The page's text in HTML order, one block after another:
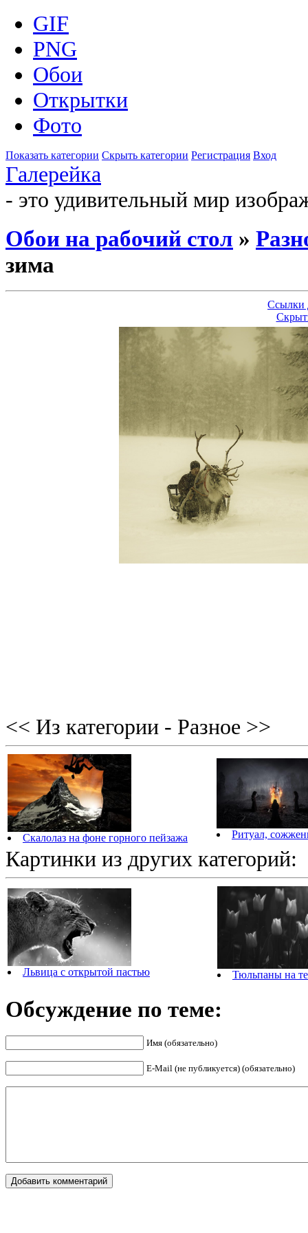
GIF
PNG
Обои
Открытки
Фото
Показать категории Скрыть категории Регистрация Вход
Галерейка
- это удивительный мир
Обои на рабочий стол »
зима
Ссылки
<< Из категории - Разное >>
Скалолаз на фоне горного пейзажа Ритуал,
Картинки из других категорий:
Львица с открытой пастью Тюльпаны на
Обсуждение по теме:
Имя (обязательно)
E-Mail (не публикуется) (обязательно)